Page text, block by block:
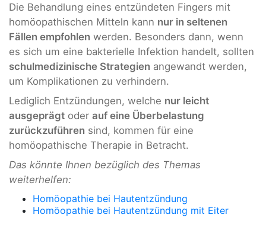
Die Behandlung eines entzündeten Fingers mit
homöopathischen Mitteln kann nur in seltenen
Fällen empfohlen werden. Besonders dann, wenn
es sich um eine bakterielle Infektion handelt, sollten
schulmedizinische Strategien angewandt werden,
um Komplikationen zu verhindern.
Lediglich Entzündungen, welche nur leicht
ausgeprägt oder auf eine Überbelastung
zurückzuführen sind, kommen für eine
homöopathische Therapie in Betracht.
Das könnte Ihnen bezüglich des Themas
weiterhelfen:
Homöopathie bei Hautentzündung
Homöopathie bei Hautentzündung mit Eiter